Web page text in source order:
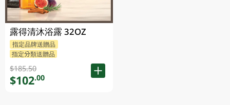
露得清沐浴露 32OZ
指定品牌送贈品
指定分類送贈品
$185.50
$102.00